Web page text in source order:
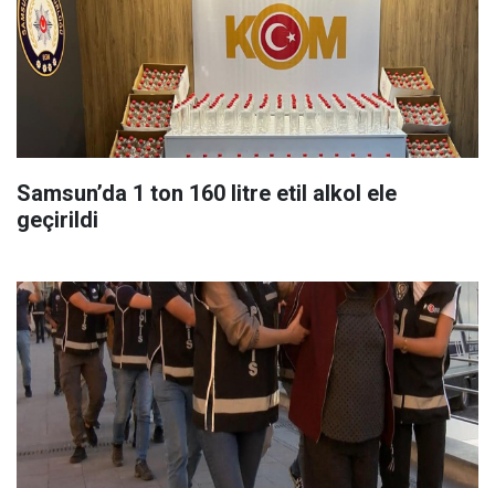
Samsun’da 1 ton 160 litre etil alkol ele
geçirildi